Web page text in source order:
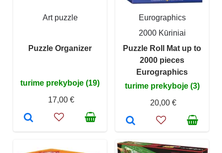
Art puzzle
Puzzle Organizer
turime prekyboje (19)
17,00 €
Eurographics
2000 Kūriniai
Puzzle Roll Mat up to
2000 pieces
Eurographics
turime prekyboje (3)
20,00 €